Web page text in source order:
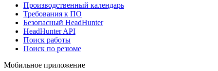
Производственный календарь
Требования к ПО
Безопасный HeadHunter
HeadHunter API
Поиск работы
Поиск по резюме
Мобильное приложение